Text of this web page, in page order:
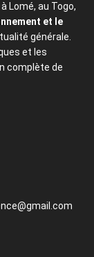
Lomé, au Togo,
et le
générale.
et les
complète de